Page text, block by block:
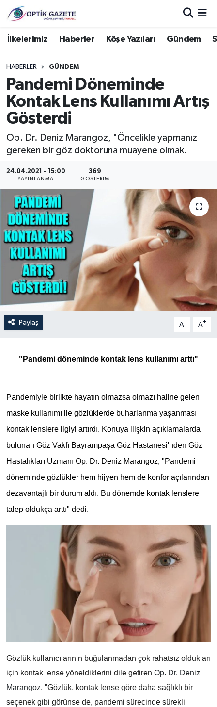
İlkelerimiz Haberler Köşe Yazıları Gündem
HABERLER GÜNDEM
Pandemi Döneminde
Kontak Lens Kullanımı Artış
Gösterdi
Op. Dr. Deniz Marangoz, "Öncelikle yapmanız
gereken bir göz doktoruna muayene olmak.
24.04.2021 - 15:00
YAYINLANMA
369
GÖSTERIM
Paylaş A- A+
"Pandemi döneminde kontak lens kullanımı arttı"
Pandemiyle birlikte hayatın olmazsa olmazı haline gelen
maske kullanımı ile gözlüklerde buharlanma yaşanması
kontak lenslere ilgiyi artırdı. Konuya ilişkin açıklamalarda
bulunan Göz Vakfı Bayrampaşa Göz Hastanesi'nden Göz
Hastalıkları Uzmanı Op. Dr. Deniz Marangoz, "Pandemi
döneminde gözlükler hem hijyen hem de konfor açılarından
dezavantajlı bir durum aldı. Bu dönemde kontak lenslere
talep oldukça arttı" dedi.
Gözlük kullanıcılarının buğulanmadan çok rahatsız oldukları
için kontak lense yöneldiklerini dile getiren Op. Dr. Deniz
Marangoz, "Gözlük, kontak lense göre daha sağlıklı bir
seçenek gibi görünse de, pandemi sürecinde sürekli
Nöbetçi Eczaneler
Hava Durumu
İstanbul Namaz Vakitleri
Trafik Durumu
Süper Lig Puan Durumu ve Fikstür
Haber Arşivi